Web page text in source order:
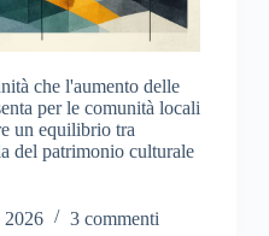
che l'aumento delle
per le comunità locali
un equilibrio tra
del patrimonio culturale
2026 3 commenti